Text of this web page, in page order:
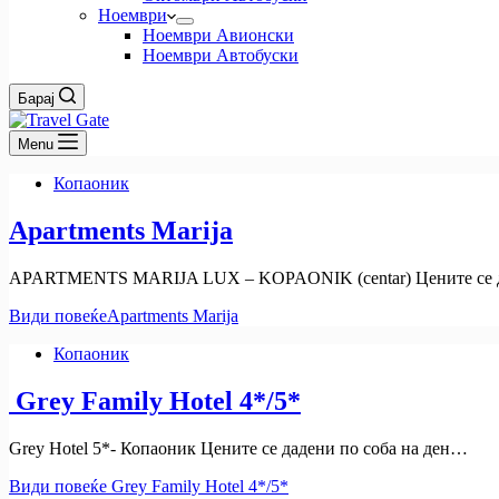
Ноември
Ноември Авионски
Ноември Автобуски
Барај
Menu
Копаоник
Apartments Marija
APARTMENTS MARIJA LUX – KOPAONIK (centar) Цените
Види повеќеApartments Marija
Копаоник
Grey Family Hotel 4*/5*
Grey Hotel 5*- Копаоник Цените се дадени по соба на ден…
Види повеќе Grey Family Hotel 4*/5*